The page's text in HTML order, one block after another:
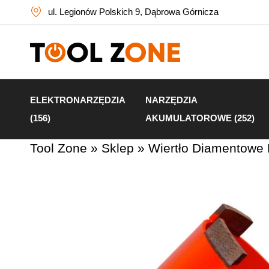
ul. Legionów Polskich 9, Dąbrowa Górnicza
ELEKTRONARZĘDZIA
(156)
NARZĘDZIA
AKUMULATOROWE (252)
Tool Zone » Sklep » Wiertło